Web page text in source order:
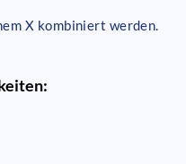
X kombiniert werden.